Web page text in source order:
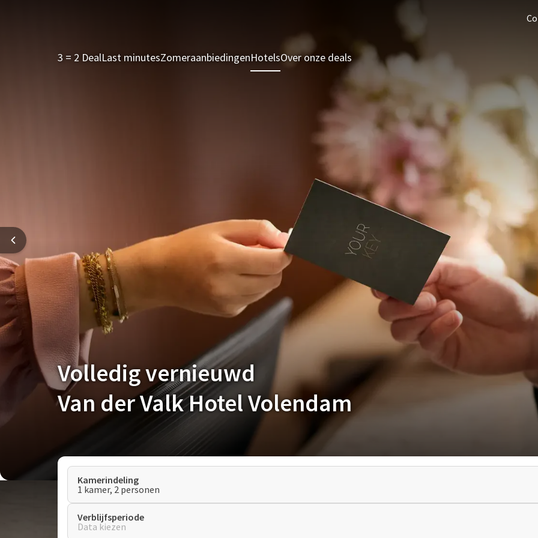
3 = 2 DealLast minutesZomeraanbiedingenHotelsOver onze deals 3 = 2 DealLast minutes
Volledig vernieuwd
Van der Valk Hotel Volendam
Kamerindeling
1 kamer, 2 personen
Verblijfsperiode
Data kiezen